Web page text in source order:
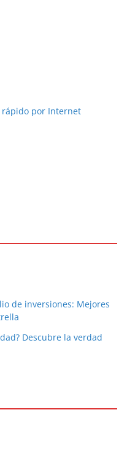
rápido por Internet
de inversiones: Mejores
Descubre la verdad